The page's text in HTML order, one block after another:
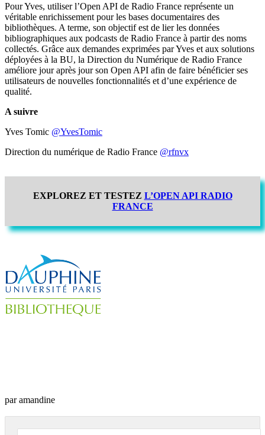
Pour Yves, utiliser l’Open API de Radio France représente un
véritable enrichissement pour les bases documentaires des
bibliothèques. A terme, son objectif est de lier les données
bibliographiques aux podcasts de Radio France à partir des noms
collectés. Grâce aux demandes exprimées par Yves et aux solutions
déployées à la BU, la Direction du Numérique de Radio France
améliore jour après jour son Open API afin de faire bénéficier ses
utilisateurs de nouvelles fonctionnalités et d’une expérience de
qualité.
A suivre
Yves Tomic @YvesTomic
Direction du numérique de Radio France @rfnvx
EXPLOREZ ET TESTEZ L’OPEN API RADIO
FRANCE
par amandine